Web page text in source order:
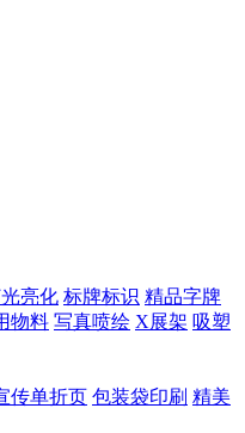
亮化 标牌标识 精品字牌
物料 写真喷绘 X展架 吸塑
传单折页 包装袋印刷 精美